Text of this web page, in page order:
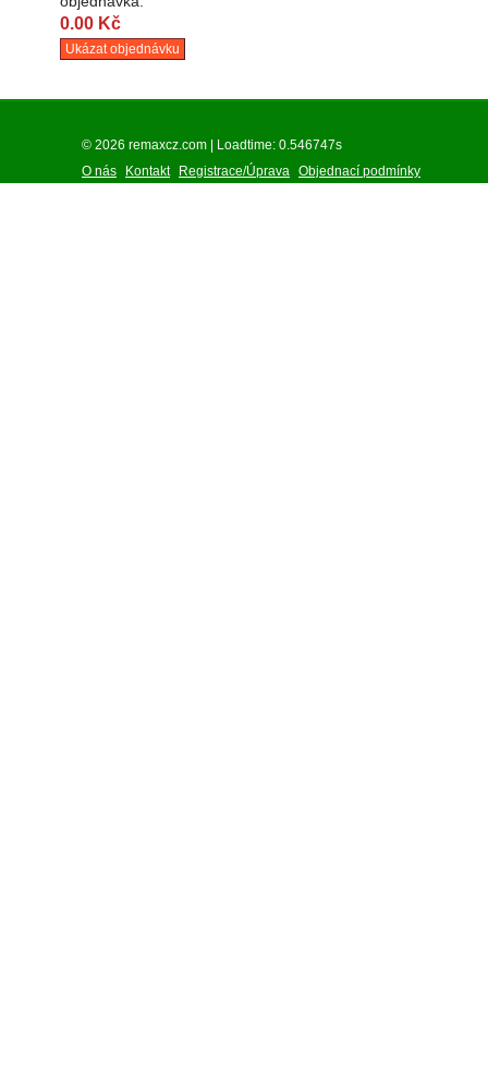
0.00 Kč
© 2026 remaxcz.com | Loadtime: 0.546747s
O nás
Kontakt Registrace/Úprava Objednací podmínky